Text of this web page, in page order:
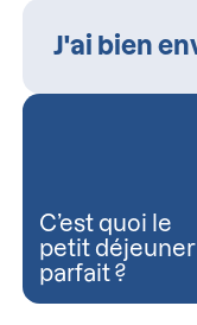
C’est quoi le
petit déjeuner
parfait ?